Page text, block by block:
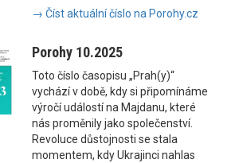
→ Číst aktuální číslo na Porohy.cz
Porohy 10.2025
Toto číslo časopisu „Prah(y)“
vychází v době, kdy si připomínáme
výročí událostí na Majdanu, které
nás proměnily jako společenství.
Revoluce důstojnosti se stala
momentem, kdy Ukrajinci nahlas